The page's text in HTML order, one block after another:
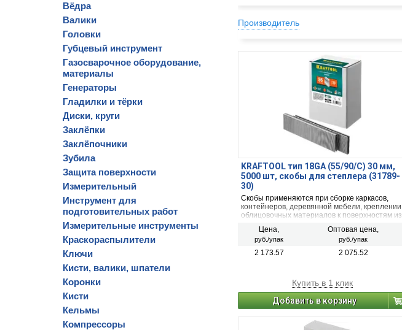
Вёдра
Валики
Головки
Губцевый инструмент
Газосварочное оборудование,
материалы
Генераторы
Гладилки и тёрки
Диски, круги
Заклёпки
Заклёпочники
Зубила
Защита поверхности
Измерительный
Инструмент для
подготовительных работ
Измерительные инструменты
Краскораспылители
Ключи
Кисти, валики, шпатели
Коронки
Кисти
Кельмы
Компрессоры
Производитель
KRAFTOOL тип 18GA (55/90/C) 30 мм,
5000 шт, скобы для степлера (31789-
30)
Скобы применяются при сборке каркасов,
контейнеров, деревянной мебели, креплении
облицовочных материалов к поверхностям из
электрического или пневматического.
Цена,
руб./упак
Оптовая цена,
руб./упак
2 173.57 2 075.52
Купить в 1 клик
Добавить в корзину